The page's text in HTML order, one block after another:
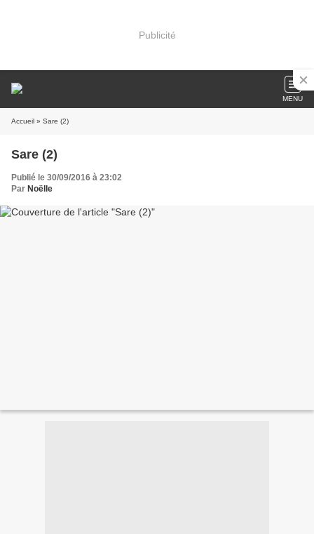
Publicité
MENU
Accueil » Sare (2)
Sare (2)
Publié le 30/09/2016 à 23:02
Par Noëlle